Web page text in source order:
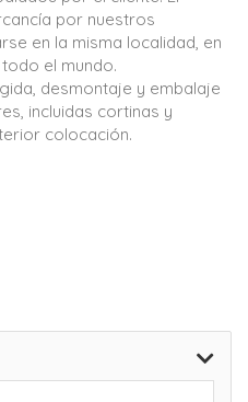
por nuestros
en la misma localidad, en
el mundo.
desmontaje y embalaje
incluidas cortinas y
colocación.